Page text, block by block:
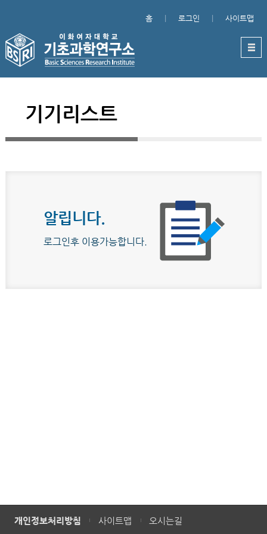
홈 로그인 사이트맵
기기리스트
알립니다.
로그인후 이용가능합니다.
개인정보처리방침 사이트맵 오시는길